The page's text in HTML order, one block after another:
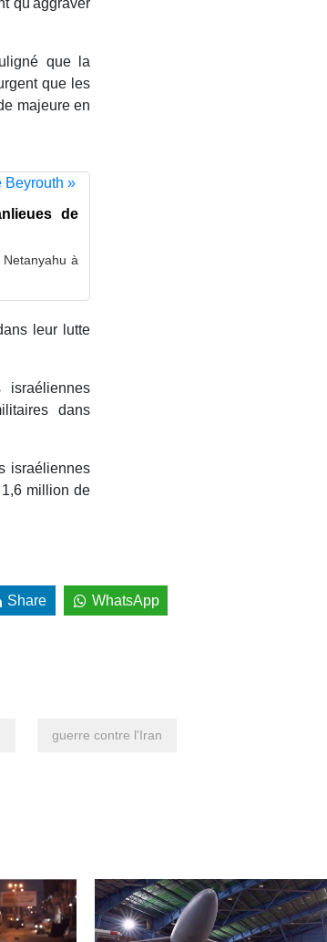
que la
que les
majeure en
de
à
leur lutte
israéliennes
dans
israéliennes
million de
Share WhatsApp
guerre contre l'Iran